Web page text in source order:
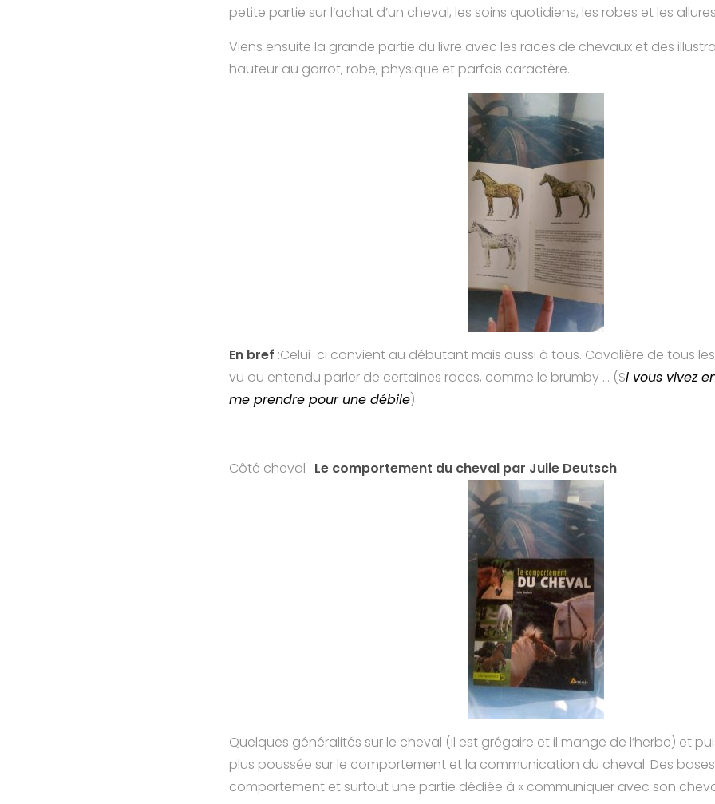
petite partie sur l’achat d’un cheval, les soins quotidiens, les robes et les
Viens ensuite la grande partie du livre avec les races de chevaux et des
hauteur au garrot, robe, physique et parfois caractère.
En bref :Celui-ci convient au débutant mais aussi à tous. Cavalière de tous les
vu ou entendu parler de certaines races, comme le brumby … (Si vous vivez
me prendre pour une débile)
Côté cheval : Le comportement du cheval par Julie Deutsch
Quelques généralités sur le cheval (il est grégaire et il mange de l’herbe) et
plus poussée sur le comportement et la communication du cheval. Des
comportement et surtout une partie dédiée à « communiquer avec son